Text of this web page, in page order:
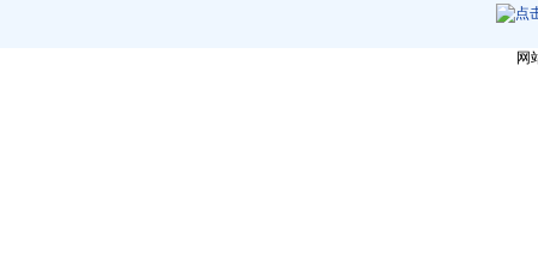
网